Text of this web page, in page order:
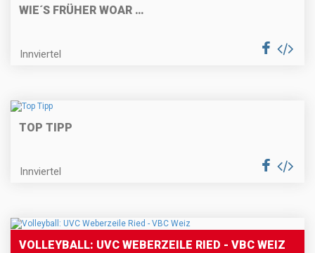
WIE´S FRÜHER WOAR …
Innviertel
TOP TIPP
Innviertel
VOLLEYBALL: UVC WEBERZEILE RIED - VBC WEIZ